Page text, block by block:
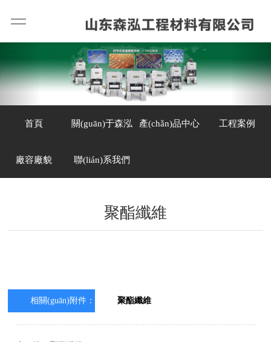
首頁 關(guān)于森泓 產(chǎn)品中心 工程案例
廠容廠貌 聯(lián)系我們
聚酯纖維
相關(guān)附件： 聚酯纖維